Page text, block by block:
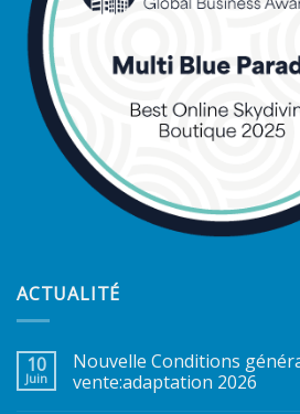
ACTUALITÉ
10
Juin
Nouvelle Conditions
vente:adaptation 2026